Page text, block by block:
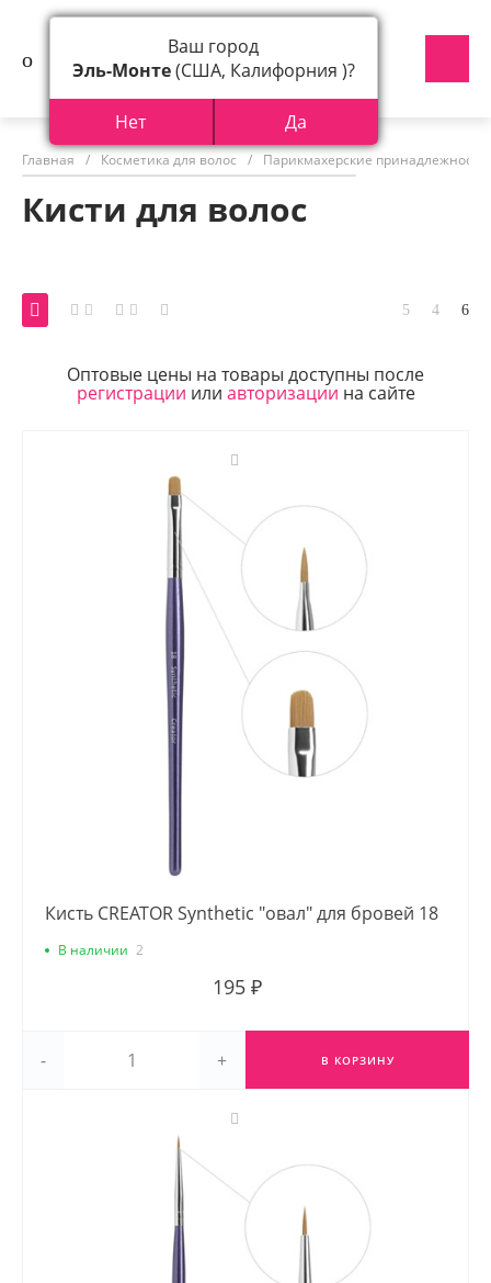
Главная / Косметика для волос / Парикмахерские принадлежности
Кисти для волос
Оптовые цены на товары доступны после
регистрации или авторизации на сайте
Кисть CREATOR Synthetic "овал" для бровей 18
В наличии 2
195 ₽
- + В КОРЗИНУ
Ваш город
Эль-Монте(США, Калифорния )?
Нет Да